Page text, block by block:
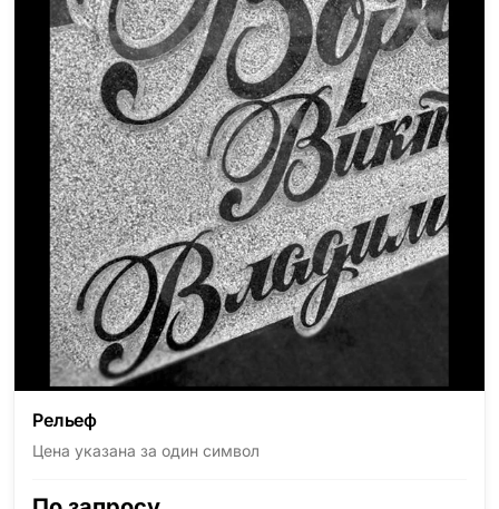
Рельеф
Цена указана за один символ